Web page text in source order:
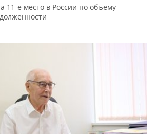
11-е место в России по объему